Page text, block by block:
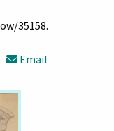
35158.
Email